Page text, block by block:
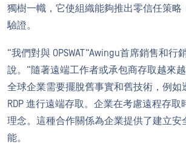
獨樹一幟，它使組織能夠推出零信任策略
驗證。
“我們對與 OPSWAT“Awingu首席銷售和行
說。“隨著遠端工作者或承包商存取越來越
全球企業需要擺脫舊事實和舊技術，例如
RDP 進行遠端存取。企業在考慮遠程存
理念。這種合作關係為企業提供了建立安
能。